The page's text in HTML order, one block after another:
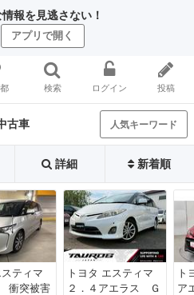
報を見逃さない！
アプリで開く
検索 ログイン 投稿
古車 人気キーワード
詳細 新着順
ティマ
衝突被害
トヨタ エスティマ
２．４アエラス Ｇ
ト
ア